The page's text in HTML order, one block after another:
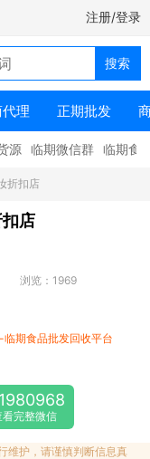
注册/登录
理 正期批发
源 临期微信群 临期食
折扣店
店
浏览：1969
期食品批发回收平台
看完整微信
维护，请谨慎判断信息真